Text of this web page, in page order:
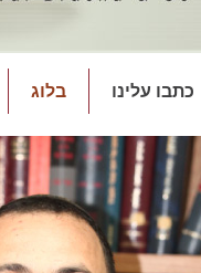
כתבו עלינו בלוג